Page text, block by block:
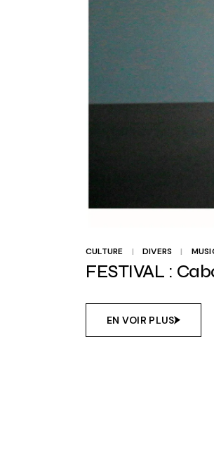
CULTURE DIVERS
FESTIVAL :
EN VOIR PLUS